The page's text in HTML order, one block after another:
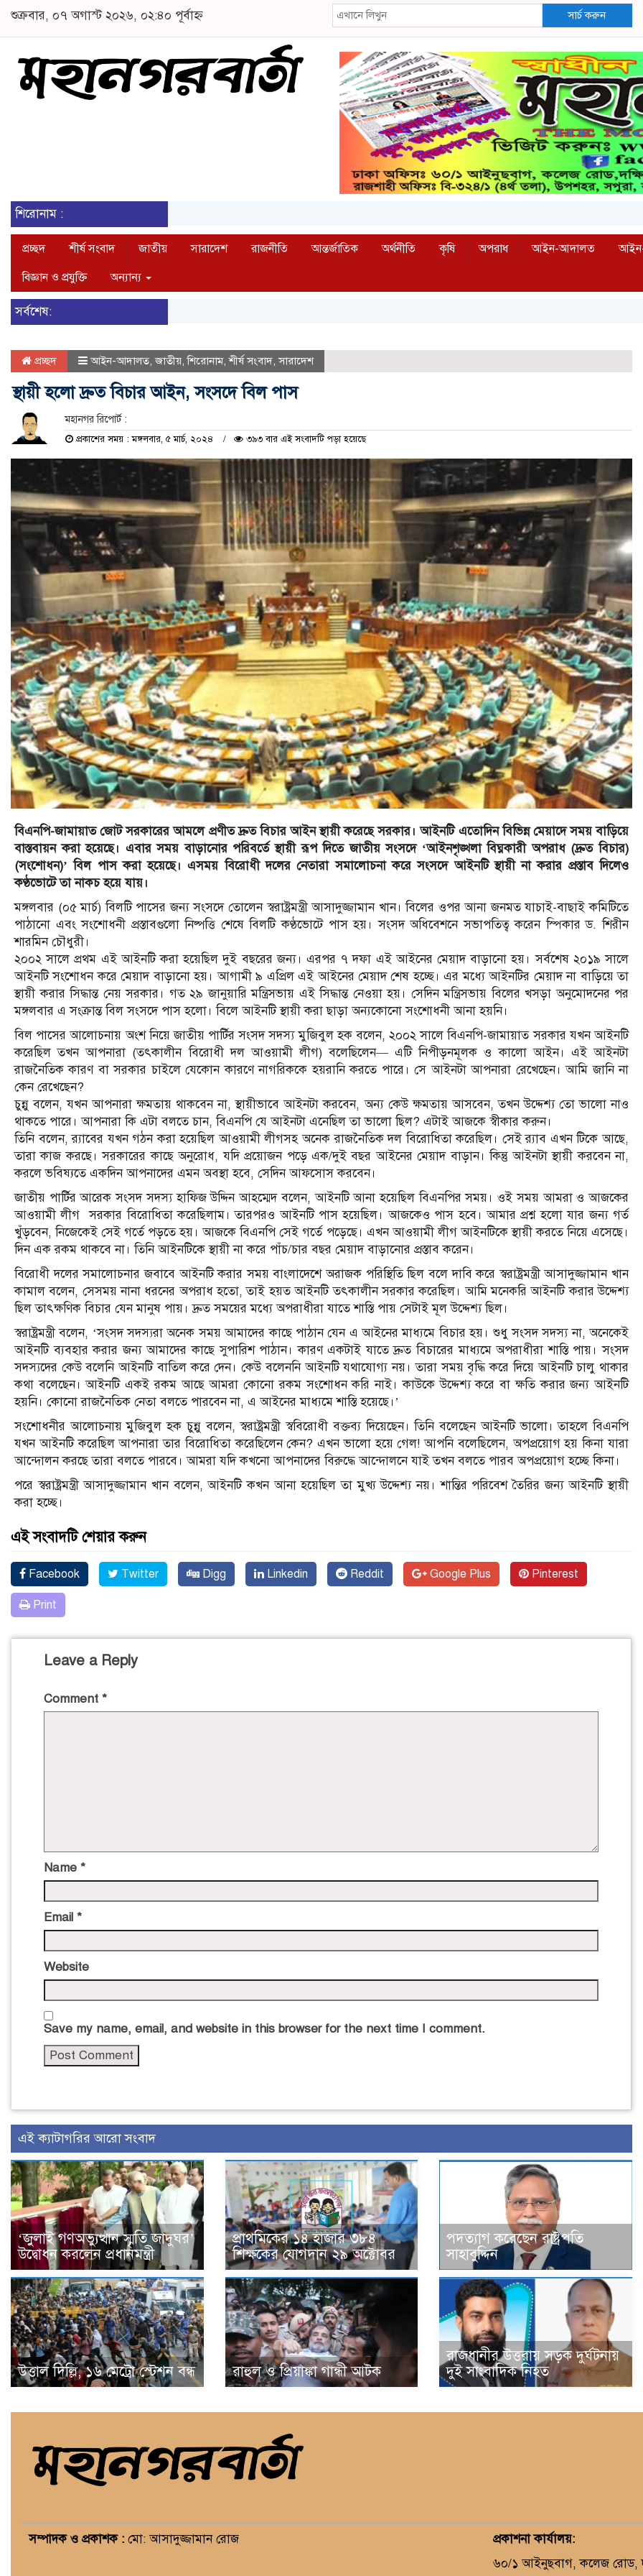
শুক্রবার, ০৭ অগাস্ট ২০২৬, ০২:৪০ পূর্বাহ্ন সার্চ করুন
শিরোনাম :
প্রচ্ছদ শীর্ষ সংবাদ জাতীয় সারাদেশ রাজনীতি আন্তর্জাতিক অর্থনীতি কৃষি অপরাধ আইন-আদালত
বিজ্ঞান ও প্রযুক্তি
অন্যান্য
সর্বশেষ:
প্রচ্ছদ আইন-আদালত,জাতীয়,শিরোনাম,শীর্ষ সংবাদ,সারাদেশ
স্থায়ী হলো দ্রুত বিচার আইন, সংসদে বিল পাস
মহানগর রিপোর্ট :
প্রকাশের সময় : মঙ্গলবার, ৫ মার্চ, ২০২৪ ৩৯৩ বার এই সংবাদটি পড়া হয়েছে
বিএনপি-জামায়াত জোট সরকারের আমলে প্রণীত দ্রুত বিচার আইন স্থায়ী করেছে সরকার। আইনটি এতোদিন বিভিন্ন মেয়াদে সময় বাড়িয়ে
বাস্তবায়ন করা হয়েছে। এবার সময় বাড়ানোর পরিবর্তে স্থায়ী রূপ দিতে জাতীয় সংসদে ‘আইনশৃঙ্খলা বিঘ্নকারী অপরাধ (দ্রুত বিচার)
(সংশোধন)’ বিল পাস করা হয়েছে। এসময় বিরোধী দলের নেতারা সমালোচনা করে সংসদে আইনটি স্থায়ী না করার প্রস্তাব দিলেও
কণ্ঠভোটে তা নাকচ হয়ে যায়।
মঙ্গলবার (০৫ মার্চ) বিলটি পাসের জন্য সংসদে তোলেন স্বরাষ্ট্রমন্ত্রী আসাদুজ্জামান খান। বিলের ওপর আনা জনমত যাচাই-বাছাই কমিটিতে
পাঠানো এবং সংশোধনী প্রস্তাবগুলো নিষ্পত্তি শেষে বিলটি কণ্ঠভোটে পাস হয়। সংসদ অধিবেশনে সভাপতিত্ব করেন স্পিকার ড. শিরীন
শারমিন চৌধুরী।
২০০২ সালে প্রথম এই আইনটি করা হয়েছিল দুই বছরের জন্য। এরপর ৭ দফা এই আইনের মেয়াদ বাড়ানো হয়। সর্বশেষ ২০১৯ সালে
আইনটি সংশোধন করে মেয়াদ বাড়ানো হয়। আগামী ৯ এপ্রিল এই আইনের মেয়াদ শেষ হচ্ছে। এর মধ্যে আইনটির মেয়াদ না বাড়িয়ে তা
স্থায়ী করার সিদ্ধান্ত নেয় সরকার। গত ২৯ জানুয়ারি মন্ত্রিসভায় এই সিদ্ধান্ত নেওয়া হয়। সেদিন মন্ত্রিসভায় বিলের খসড়া অনুমোদনের পর
মঙ্গলবার এ সংক্রান্ত বিল সংসদে পাস হলো। বিলে আইনটি স্থায়ী করা ছাড়া অন্যকোনো সংশোধনী আনা হয়নি।
বিল পাসের আলোচনায় অংশ নিয়ে জাতীয় পার্টির সংসদ সদস্য মুজিবুল হক বলেন, ২০০২ সালে বিএনপি-জামায়াত সরকার যখন আইনটি
করেছিল তখন আপনারা (তৎকালীন বিরোধী দল আওয়ামী লীগ) বলেছিলেন— এটি নিপীড়নমূলক ও কালো আইন। এই আইনটা
রাজনৈতিক কারণ বা সরকার চাইলে যেকোন কারণে নাগরিককে হয়রানি করতে পারে। সে আইনটা আপনারা রেখেছেন। আমি জানি না
কেন রেখেছেন?
চুন্নু বলেন, যখন আপনারা ক্ষমতায় থাকবেন না, স্থায়ীভাবে আইনটা করবেন, অন্য কেউ ক্ষমতায় আসবেন, তখন উদ্দেশ্য তো ভালো নাও
থাকতে পারে। আপনারা কি এটা বলতে চান, বিএনপি যে আইনটা এনেছিল তা ভালো ছিল? এটাই আজকে স্বীকার করুন।
তিনি বলেন, র‌্যাবের যখন গঠন করা হয়েছিল আওয়ামী লীগসহ অনেক রাজনৈতিক দল বিরোধিতা করেছিল। সেই র‌্যাব এখন টিকে আছে,
তারা কাজ করছে। সরকারের কাছে অনুরোধ, যদি প্রয়োজন পড়ে এক/দুই বছর আইনের মেয়াদ বাড়ান। কিন্তু আইনটা স্থায়ী করবেন না,
করলে ভবিষ্যতে একদিন আপনাদের এমন অবস্থা হবে, সেদিন আফসোস করবেন।
জাতীয় পার্টির আরেক সংসদ সদস্য হাফিজ উদ্দিন আহম্মেদ বলেন, আইনটি আনা হয়েছিল বিএনপির সময়। ওই সময় আমরা ও আজকের
আওয়ামী লীগ সরকার বিরোধিতা করেছিলাম। তারপরও আইনটি পাস হয়েছিল। আজকেও পাস হবে। আমার প্রশ্ন হলো যার জন্য গর্ত
খুঁড়বেন, নিজেকেই সেই গর্তে পড়তে হয়। আজকে বিএনপি সেই গর্তে পড়েছে। এখন আওয়ামী লীগ আইনটিকে স্থায়ী করতে নিয়ে এসেছে।
দিন এক রকম থাকবে না। তিনি আইনটিকে স্থায়ী না করে পাঁচ/চার বছর মেয়াদ বাড়ানোর প্রস্তাব করেন।
বিরোধী দলের সমালোচনার জবাবে আইনটি করার সময় বাংলাদেশে অরাজক পরিস্থিতি ছিল বলে দাবি করে স্বরাষ্ট্রমন্ত্রী আসাদুজ্জামান খান
কামাল বলেন, সেসময় নানা ধরনের অপরাধ হতো, তাই হয়ত আইনটি তৎকালীন সরকার করেছিল। আমি মনেকরি আইনটি করার উদ্দেশ্য
ছিল তাৎক্ষণিক বিচার যেন মানুষ পায়। দ্রুত সময়ের মধ্যে অপরাধীরা যাতে শাস্তি পায় সেটাই মূল উদ্দেশ্য ছিল।
স্বরাষ্ট্রমন্ত্রী বলেন, ‘সংসদ সদস্যরা অনেক সময় আমাদের কাছে পাঠান যেন এ আইনের মাধ্যমে বিচার হয়। শুধু সংসদ সদস্য না, অনেকেই
আইনটি ব্যবহার করার জন্য আমাদের কাছে সুপারিশ পাঠান। কারণ একটাই যাতে দ্রুত বিচারের মাধ্যমে অপরাধীরা শাস্তি পায়। সংসদ
সদস্যদের কেউ বলেনি আইনটি বাতিল করে দেন। কেউ বলেননি আইনটি যথাযোগ্য নয়। তারা সময় বৃদ্ধি করে দিয়ে আইনটি চালু থাকার
কথা বলেছেন। আইনটি একই রকম আছে আমরা কোনো রকম সংশোধন করি নাই। কাউকে উদ্দেশ্য করে বা ক্ষতি করার জন্য আইনটি
হয়নি। কোনো রাজনৈতিক নেতা বলতে পারবেন না, এ আইনের মাধ্যমে শাস্তি হয়েছে।’
সংশোধনীর আলোচনায় মুজিবুল হক চুন্নু বলেন, স্বরাষ্ট্রমন্ত্রী স্ববিরোধী বক্তব্য দিয়েছেন। তিনি বলেছেন আইনটি ভালো। তাহলে বিএনপি
যখন আইনটি করেছিল আপনারা তার বিরোধিতা করেছিলেন কেন? এখন ভালো হয়ে গেল! আপনি বলেছিলেন, অপপ্রয়োগ হয় কিনা যারা
আন্দোলন করছে তারা বলতে পারবে। আমরা যদি কখনো আপনাদের বিরুদ্ধে আন্দোলনে যাই তখন বলতে পারব অপপ্রয়োগ হচ্ছে কিনা।
পরে স্বরাষ্ট্রমন্ত্রী আসাদুজ্জামান খান বলেন, আইনটি কখন আনা হয়েছিল তা মুখ্য উদ্দেশ্য নয়। শান্তির পরিবেশ তৈরির জন্য আইনটি স্থায়ী
করা হচ্ছে।
এই সংবাদটি শেয়ার করুন
Facebook Twitter Digg Linkedin Reddit Google Plus Pinterest
Print
Leave a Reply
Comment *
Name *
Email *
Website
Save my name, email, and website in this browser for the next time I comment.
এই ক্যাটাগরির আরো সংবাদ
‘জুলাই গণঅভ্যুত্থান স্মৃতি জাদুঘর’
উদ্বোধন করলেন প্রধানমন্ত্রী
প্রাথমিকের ১৪ হাজার ৩৮৪
শিক্ষকের যোগদান ২৯ অক্টোবর
পদত্যাগ করেছেন রাষ্ট্রপতি
সাহাবুদ্দিন
উত্তাল দিল্লি, ১৬ মেট্রো স্টেশন বন্ধ রাহুল ও প্রিয়াঙ্কা গান্ধী আটক
রাজধানীর উত্তরায় সড়ক দুর্ঘটনায়
দুই সাংবাদিক নিহত
সম্পাদক ও প্রকাশক : মো: আসাদুজ্জামান রোজ প্রকাশনা কার্যালয়:
৬০/১ আইনুছবাগ, কলেজ রোড,